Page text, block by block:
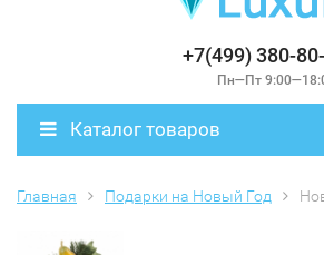
+7(499) 380-
Пн—Пт
Каталог товаров
Главная Подарки на Новый Год